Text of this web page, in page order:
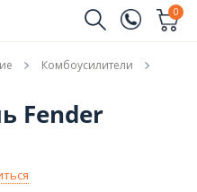
(096)
(044)
0
Комбоусилители
Fender
Сообщить о поступлении